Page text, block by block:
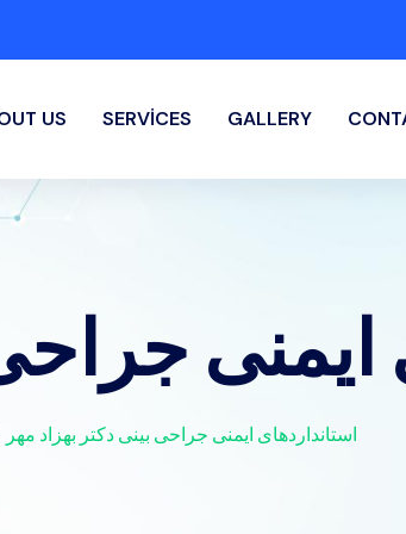
US SERVICES GALLERY
ایمنی
استانداردهای ایمنی جراحی بینی دکتر بهزاد مهر